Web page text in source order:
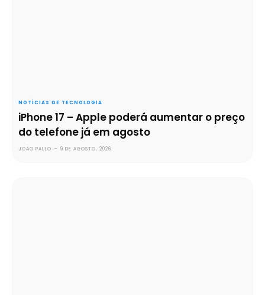
NOTÍCIAS DE TECNOLOGIA
iPhone 17 – Apple poderá aumentar o preço
do telefone já em agosto
JOÃO PAULO - 9 DE AGOSTO, 2026